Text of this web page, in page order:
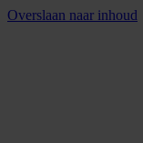
Overslaan naar inhoud